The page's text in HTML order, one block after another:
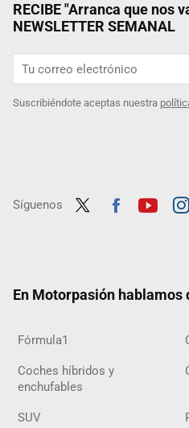
RECIBE "Arranca que nos
NEWSLETTER SEMANAL
Suscribiéndote aceptas nuestra
Síguenos
En Motorpasión hablamos
Fórmula1
Coches híbridos y
enchufables
SUV